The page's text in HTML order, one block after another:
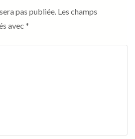
pas publiée. Les champs
avec *